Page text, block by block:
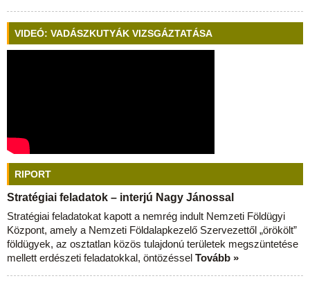
VIDEÓ: VADÁSZKUTYÁK VIZSGÁZTATÁSA
RIPORT
Stratégiai feladatok – interjú Nagy Jánossal
Stratégiai feladatokat kapott a nemrég indult Nemzeti Földügyi
Központ, amely a Nemzeti Földalapkezelő Szervezettől „örökölt”
földügyek, az osztatlan közös tulajdonú területek megszüntetése
mellett erdészeti feladatokkal, öntözéssel Tovább »